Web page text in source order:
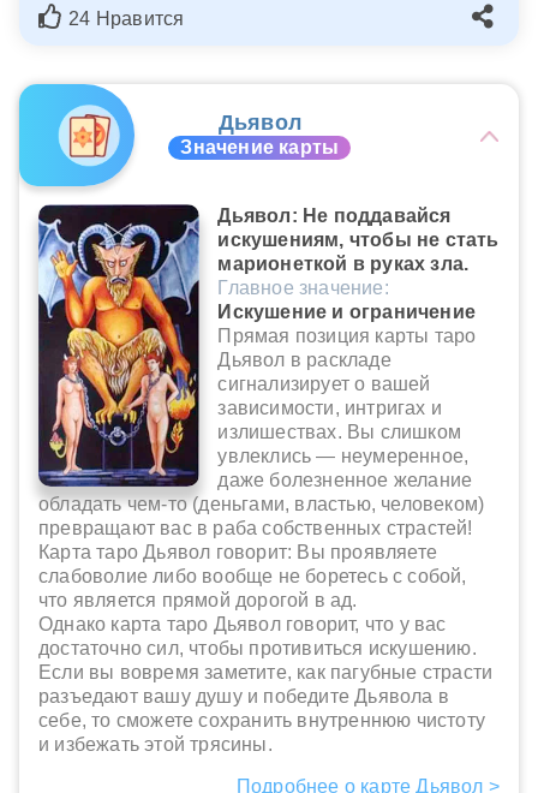
24 Нравится
Дьявол
Значение карты
Дьявол: Не поддавайся
искушениям, чтобы не стать
марионеткой в руках зла.
Главное значение:
Искушение и ограничение
Прямая позиция карты таро
Дьявол в раскладе
сигнализирует о вашей
зависимости, интригах и
излишествах. Вы слишком
увлеклись — неумеренное,
даже болезненное желание
обладать чем-то (деньгами, властью, человеком)
превращают вас в раба собственных страстей!
Карта таро Дьявол говорит: Вы проявляете
слабоволие либо вообще не боретесь с собой,
что является прямой дорогой в ад.
Однако карта таро Дьявол говорит, что у вас
достаточно сил, чтобы противиться искушению.
Если вы вовремя заметите, как пагубные страсти
разъедают вашу душу и победите Дьявола в
себе, то сможете сохранить внутреннюю чистоту
и избежать этой трясины.
Подробнее о карте Дьявол >